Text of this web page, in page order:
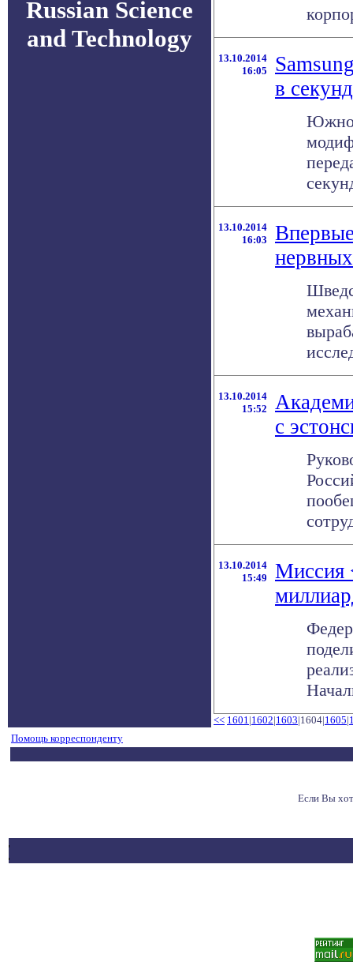
Russian Science
and Technology
13.10.2014
16:05
в
13.10.2014
16:03
13.10.2014
15:52
с
13.10.2014
15:49
Миссия
<< 1601|1602|1603|1604|1605|
Помощь корреспонденту
Если Вы